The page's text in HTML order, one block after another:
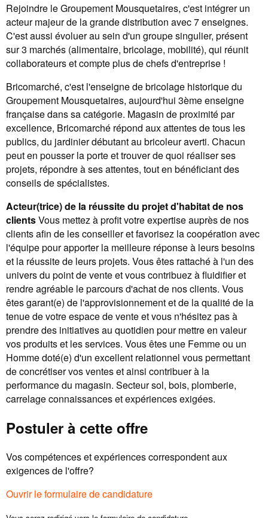
Rejoindre le Groupement Mousquetaires, c'est intégrer un
acteur majeur de la grande distribution avec 7 enseignes.
C'est aussi évoluer au sein d'un groupe singulier, présent
sur 3 marchés (alimentaire, bricolage, mobilité), qui réunit
collaborateurs et compte plus de chefs d'entreprise !
Bricomarché, c'est l'enseigne de bricolage historique du
Groupement Mousquetaires, aujourd'hui 3ème enseigne
française dans sa catégorie. Magasin de proximité par
excellence, Bricomarché répond aux attentes de tous les
publics, du jardinier débutant au bricoleur averti. Chacun
peut en pousser la porte et trouver de quoi réaliser ses
projets, répondre à ses attentes, tout en bénéficiant des
conseils de spécialistes.
Acteur(trice) de la réussite du projet d'habitat de nos
clientsVous mettez à profit votre expertise auprès de nos
clients afin de les conseiller et favorisez la coopération avec
l'équipe pour apporter la meilleure réponse à leurs besoins
et la réussite de leurs projets. Vous êtes rattaché à l'un des
univers du point de vente et vous contribuez à fluidifier et
rendre agréable le parcours d'achat de nos clients. Vous
êtes garant(e) de l'approvisionnement et de la qualité de la
tenue de votre espace de vente et vous n'hésitez pas à
prendre des initiatives au quotidien pour mettre en valeur
vos produits et les services. Vous êtes une Femme ou un
Homme doté(e) d'un excellent relationnel vous permettant
de concrétiser vos ventes et ainsi contribuer à la
performance du magasin. Secteur sol, bois, plomberie,
carrelage connaissances et expériences exigées.
Postuler à cette offre
Vos compétences et expériences correspondent aux
exigences de l'offre?
Ouvrir le formulaire de candidature